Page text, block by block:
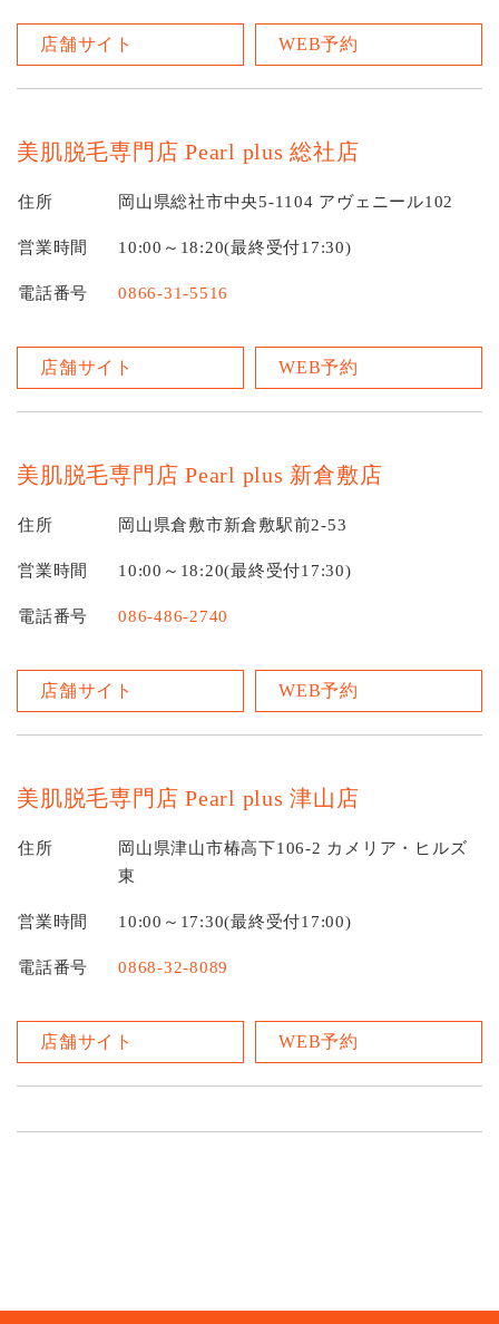
店舗サイト WEB予約
美肌脱毛専門店 Pearl plus 総社店
住所 岡山県総社市中央5-1104 アヴェニール102
営業時間 10:00～18:20(最終受付17:30)
電話番号 0866-31-5516
店舗サイト WEB予約
美肌脱毛専門店 Pearl plus 新倉敷店
住所 岡山県倉敷市新倉敷駅前2-53
営業時間 10:00～18:20(最終受付17:30)
電話番号 086-486-2740
店舗サイト WEB予約
美肌脱毛専門店 Pearl plus 津山店
住所
岡山県津山市椿高下106-2 カメリア・ヒルズ
東
営業時間 10:00～17:30(最終受付17:00)
電話番号 0868-32-8089
店舗サイト WEB予約